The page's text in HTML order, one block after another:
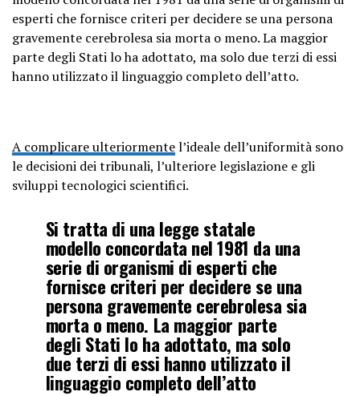
esperti che fornisce criteri per decidere se una persona
gravemente cerebrolesa sia morta o meno. La maggior
parte degli Stati lo ha adottato, ma solo due terzi di essi
hanno utilizzato il linguaggio completo dell’atto.
A complicare ulteriormentel’ideale dell’uniformità sono
le decisioni dei tribunali, l’ulteriore legislazione e gli
sviluppi tecnologici scientifici.
Si tratta di una legge statale
modello concordata nel 1981 da una
serie di organismi di esperti che
fornisce criteri per decidere se una
persona gravemente cerebrolesa sia
morta o meno. La maggior parte
degli Stati lo ha adottato, ma solo
due terzi di essi hanno utilizzato il
linguaggio completo dell’atto